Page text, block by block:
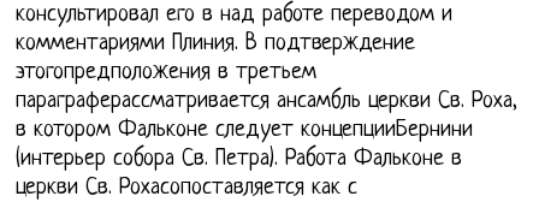
консультировал его в над работе переводом и
комментариями Плиния. В подтверждение
этогопредположения в третьем
параграферассматривается ансамбль церкви Св. Роха,
в котором Фальконе следует концепцииБернини
(интерьер собора Св. Петра). Работа Фальконе в
церкви Св. Рохасопоставляется как с